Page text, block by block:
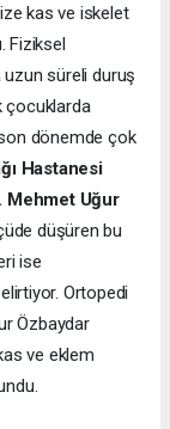
kas ve iskelet
Fiziksel
uzun süreli duruş
çocuklarda
dönemde çok
Hastanesi
Mehmet Uğur
düşüren bu
ise
Ortopedi
Özbaydar
ve eklem